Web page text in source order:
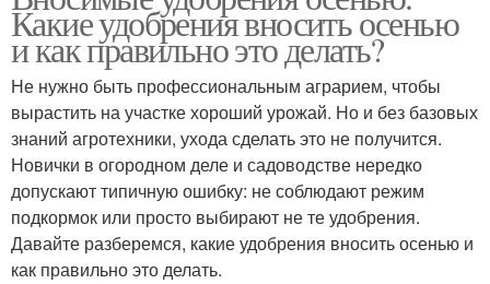
Какие удобрения вносить осенью
и как правильно это делать?
Не нужно быть профессиональным аграрием, чтобы
вырастить на участке хороший урожай. Но и без базовых
знаний агротехники, ухода сделать это не получится.
Новички в огородном деле и садоводстве нередко
допускают типичную ошибку: не соблюдают режим
подкормок или просто выбирают не те удобрения.
Давайте разберемся, какие удобрения вносить осенью и
как правильно это делать.